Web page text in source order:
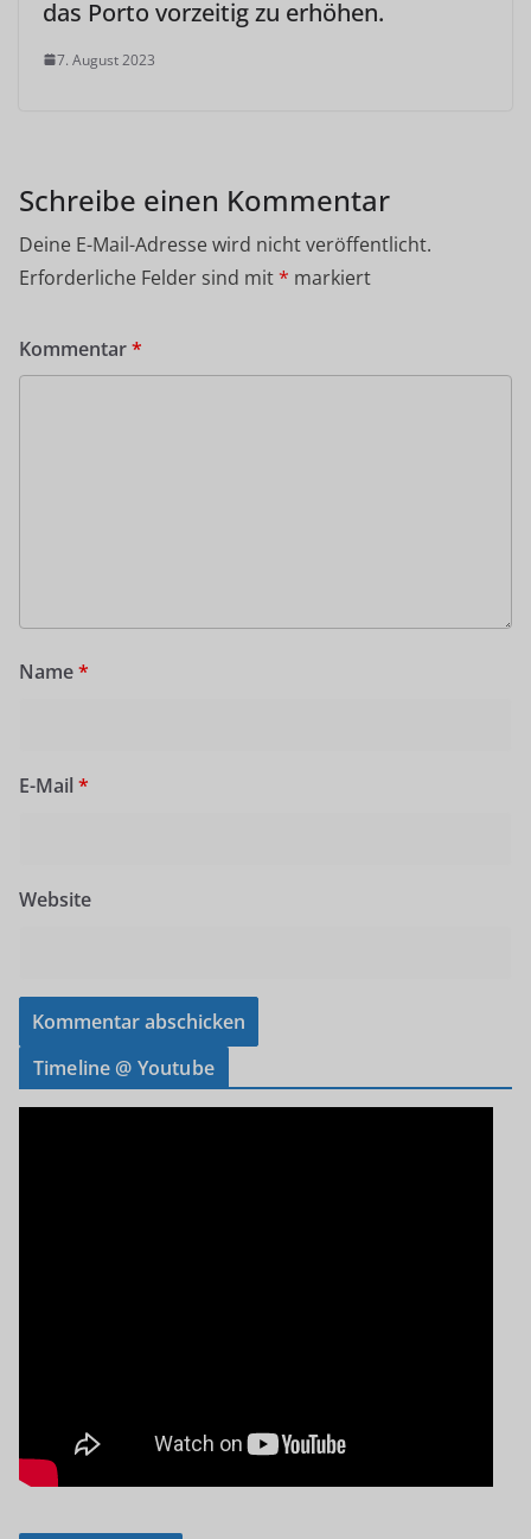
das Porto vorzeitig zu erhöhen.
7. August 2023
Schreibe einen Kommentar
Deine E-Mail-Adresse wird nicht veröffentlicht.
Erforderliche Felder sind mit* markiert
Kommentar*
Name*
E-Mail *
Website
Timeline @ Youtube